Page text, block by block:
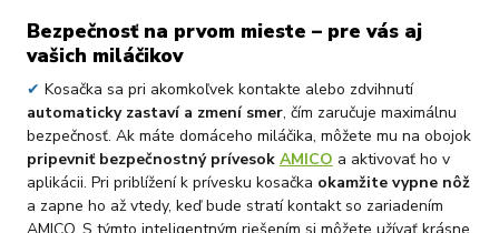
Bezpečnosť na prvom mieste – pre vás aj
vašich miláčikov
✔ Kosačka sa pri akomkoľvek kontakte alebo zdvihnutí
automaticky zastaví a zmení smer, čím zaručuje maximálnu
bezpečnosť. Ak máte domáceho miláčika, môžete mu na obojok
pripevniť bezpečnostný prívesok AMICO a aktivovať ho v
aplikácii. Pri priblížení k prívesku kosačka okamžite vypne nôž
a zapne ho až vtedy, keď bude stratí kontakt so zariadením